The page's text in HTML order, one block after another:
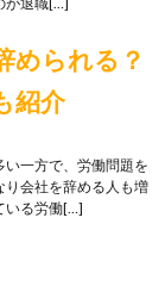
められる？
紹介
一方で、労働問題を
り会社を辞める人も増
いる労働[…]